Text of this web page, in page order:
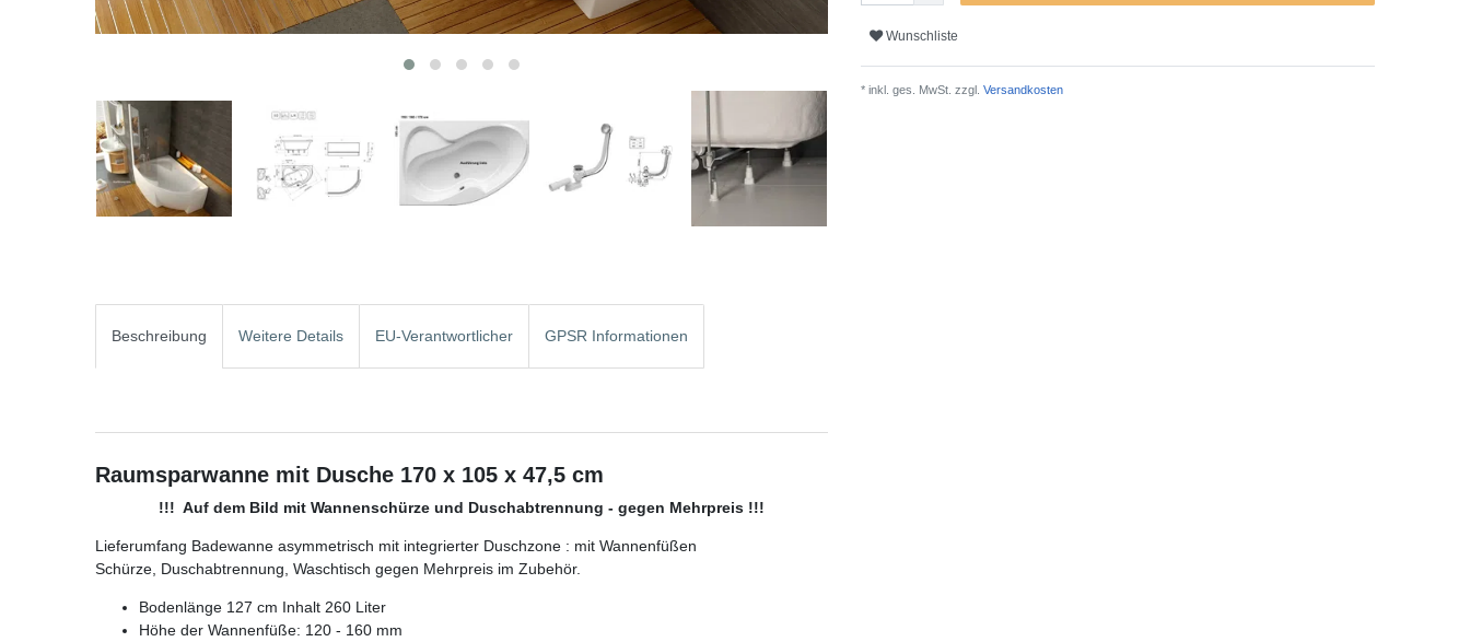
Wunschliste
* inkl. ges. MwSt. zzgl. Versandkosten
Beschreibung Weitere Details EU-Verantwortlicher GPSR Informationen
Raumsparwanne mit Dusche 170 x 105 x 47,5 cm
!!! Auf dem Bild mit Wannenschürze und Duschabtrennung - gegen Mehrpreis !!!
Lieferumfang Badewanne asymmetrisch mit integrierter Duschzone : mit Wannenfüßen
Schürze, Duschabtrennung, Waschtisch gegen Mehrpreis im Zubehör.
Bodenlänge 127 cm Inhalt 260 Liter
Höhe der Wannenfüße: 120 - 160 mm